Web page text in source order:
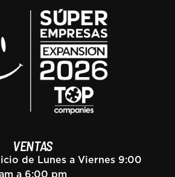
VENTAS
de Lunes a Viernes 9:00
a 6:00 pm